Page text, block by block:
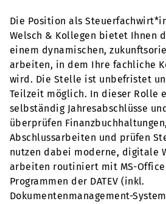
Die Position als
Welsch & Kollegen bietet Ihnen
einem dynamischen,
arbeiten, in dem Ihre fachliche
wird. Die Stelle ist unbefristet
Teilzeit möglich. In dieser Rolle
selbständig Jahresabschlüsse
überprüfen
Abschlussarbeiten und prüfen
nutzen dabei moderne, digitale
arbeiten routiniert mit MS-Office
Programmen der DATEV (inkl.
Dokumentenmanagement-